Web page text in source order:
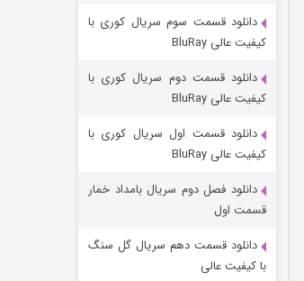
شکست استوارت در نجات جهان
قسمت ۷ (زیرنویس) منتشر شد
دانلود قسمت سوم سریال کوری با
کیفیت عالی BluRay
دانلود قسمت دوم سریال کوری با
کیفیت عالی BluRay
دانلود قسمت اول سریال کوری با
کیفیت عالی BluRay
دانلود فصل دوم سریال بامداد خمار
قسمت اول
دانلود قسمت دهم سریال گل سنگ
با کیفیت عالی